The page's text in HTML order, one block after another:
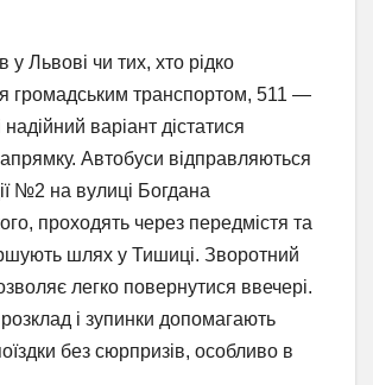
у Львові чи тих, хто рідко
громадським транспортом, 511 —
варіант дістатися
Автобуси відправляються
№2 на вулиці Богдана
проходять через передмістя та
шлях у Тишиці. Зворотний
легко повернутися ввечері.
і зупинки допомагають
без сюрпризів, особливо в